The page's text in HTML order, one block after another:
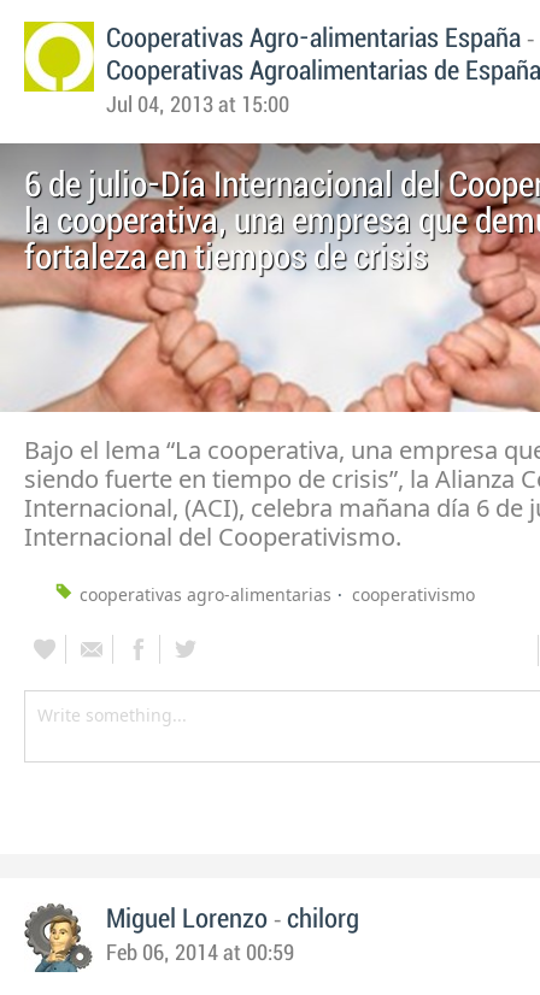
Cooperativas Agro-alimentarias España -
Cooperativas Agroalimentarias de España
Jul 04, 2013 at 15:00
6 de julio-Día Internacional del
la cooperativa, una empresa que
fortaleza en tiempos de crisis
Bajo el lema “La cooperativa, una empresa
siendo fuerte en tiempo de crisis”, la Alianza
Internacional, (ACI), celebra mañana día 6 de
Internacional del Cooperativismo.
cooperativas agro-alimentarias cooperativismo
Miguel Lorenzo - chilorg
Feb 06, 2014 at 00:59